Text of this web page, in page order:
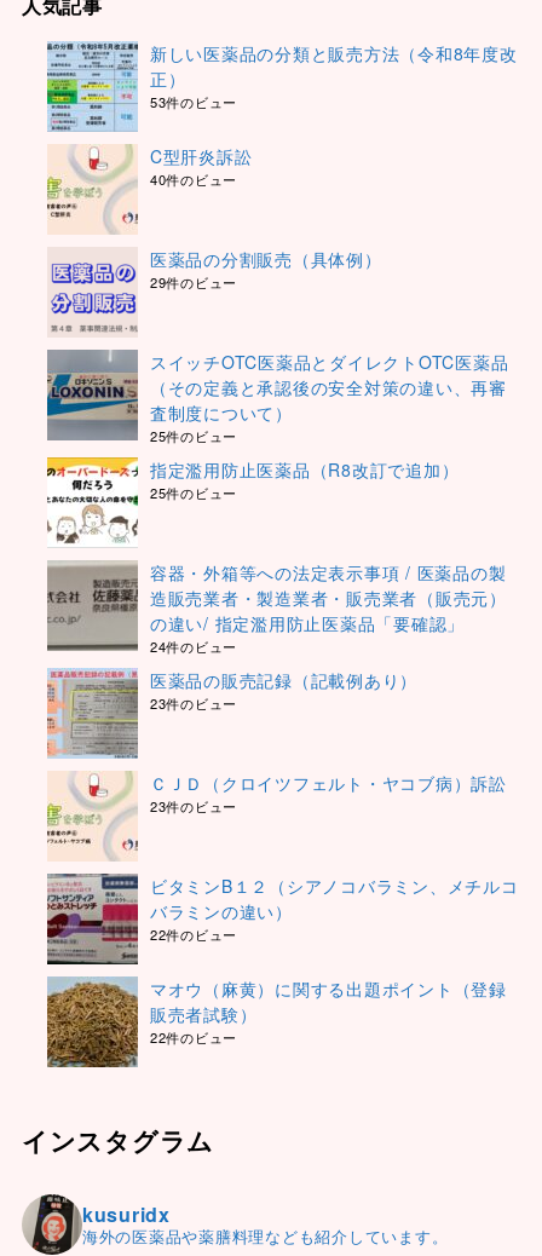
人気記事
新しい医薬品の分類と販売方法（令和8年度改
正）
53件のビュー
C型肝炎訴訟
40件のビュー
医薬品の分割販売（具体例）
29件のビュー
スイッチOTC医薬品とダイレクトOTC医薬品
（その定義と承認後の安全対策の違い、再審
査制度について）
25件のビュー
指定濫用防止医薬品（R8改訂で追加）
25件のビュー
容器・外箱等への法定表示事項 / 医薬品の製
造販売業者・製造業者・販売業者（販売元）
の違い/ 指定濫用防止医薬品「要確認」
24件のビュー
医薬品の販売記録（記載例あり）
23件のビュー
ＣＪＤ（クロイツフェルト・ヤコブ病）訴訟
23件のビュー
ビタミンB１２（シアノコバラミン、メチルコ
バラミンの違い）
22件のビュー
マオウ（麻黄）に関する出題ポイント（登録
販売者試験）
22件のビュー
インスタグラム
kusuridx
海外の医薬品や薬膳料理なども紹介しています。